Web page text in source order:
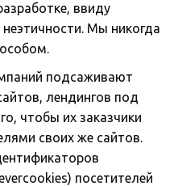
ввиду
Мы никогда
подсаживают
лендингов под
чтобы их заказчики
своих же сайтов.
посетителей